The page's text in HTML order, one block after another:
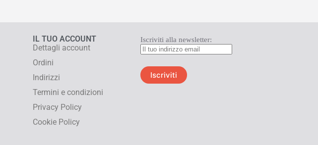
IL TUO ACCOUNT
Dettagli account
Ordini
Indirizzi
Termini e condizioni
Privacy Policy
Cookie Policy
Iscriviti alla newsletter: